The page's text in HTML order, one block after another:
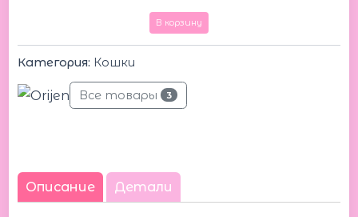
В корзину
Категория: Кошки
Все товары 3
Описание Детали